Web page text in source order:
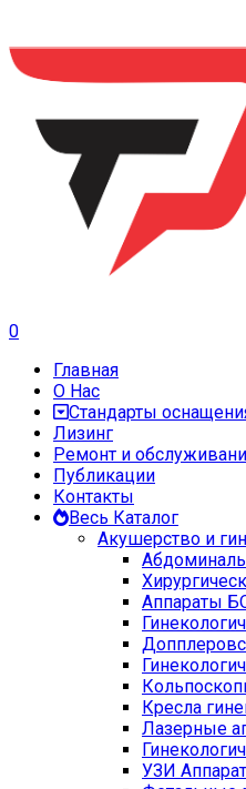
0
Главная
О Нас
Стандарты
Лизинг
Ремонт и
Публикации
Контакты
Весь Каталог
Акушерство и
Аппараты
Кресла
Лазерные
УЗИ